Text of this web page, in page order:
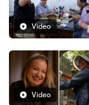
Video
Video